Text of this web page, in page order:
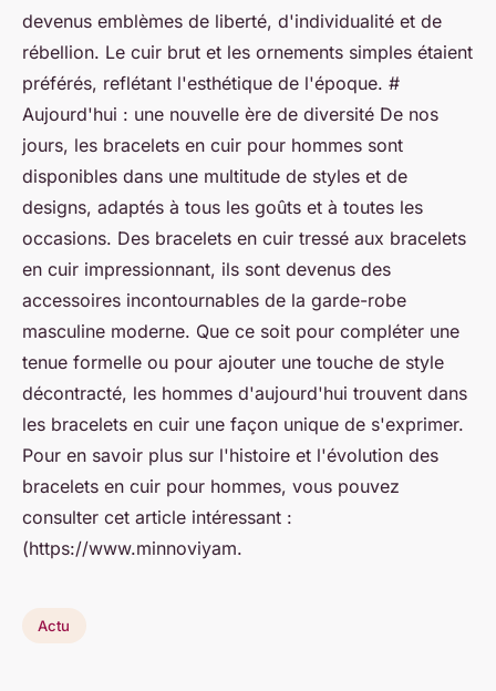
devenus emblèmes de liberté, d'individualité et de
rébellion. Le cuir brut et les ornements simples étaient
préférés, reflétant l'esthétique de l'époque. #
Aujourd'hui : une nouvelle ère de diversité De nos
jours, les bracelets en cuir pour hommes sont
disponibles dans une multitude de styles et de
designs, adaptés à tous les goûts et à toutes les
occasions. Des bracelets en cuir tressé aux bracelets
en cuir impressionnant, ils sont devenus des
accessoires incontournables de la garde-robe
masculine moderne. Que ce soit pour compléter une
tenue formelle ou pour ajouter une touche de style
décontracté, les hommes d'aujourd'hui trouvent dans
les bracelets en cuir une façon unique de s'exprimer.
Pour en savoir plus sur l'histoire et l'évolution des
bracelets en cuir pour hommes, vous pouvez
consulter cet article intéressant :
(https://www.minnoviyam.
Actu